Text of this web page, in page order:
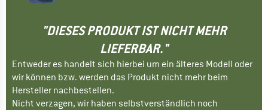
"DIESES PRODUKT IST NICHT MEHR
LIEFERBAR."
Entweder es handelt sich hierbei um ein älteres Modell oder
wir können bzw. werden das Produkt nicht mehr beim
Hersteller nachbestellen.
Nicht verzagen, wir haben selbstverständlich noch